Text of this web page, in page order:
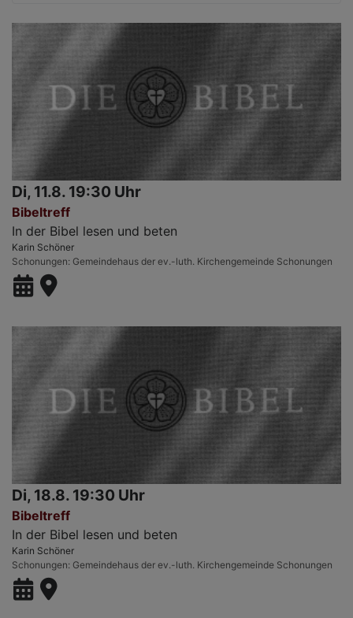
Di, 11.8. 19:30 Uhr
Bibeltreff
In der Bibel lesen und beten
Karin Schöner
Schonungen Gemeindehaus der ev.-luth. Kirchengemeinde Schonungen
Di, 18.8. 19:30 Uhr
Bibeltreff
In der Bibel lesen und beten
Karin Schöner
Schonungen Gemeindehaus der ev.-luth. Kirchengemeinde Schonungen